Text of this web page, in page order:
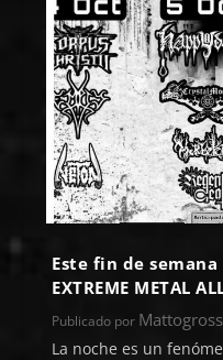
Este fin de semana
EXTREME METAL
Publicado por
La noche es un